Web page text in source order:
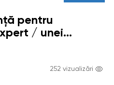
pentru
/ unei
Raportului252 vizualizări